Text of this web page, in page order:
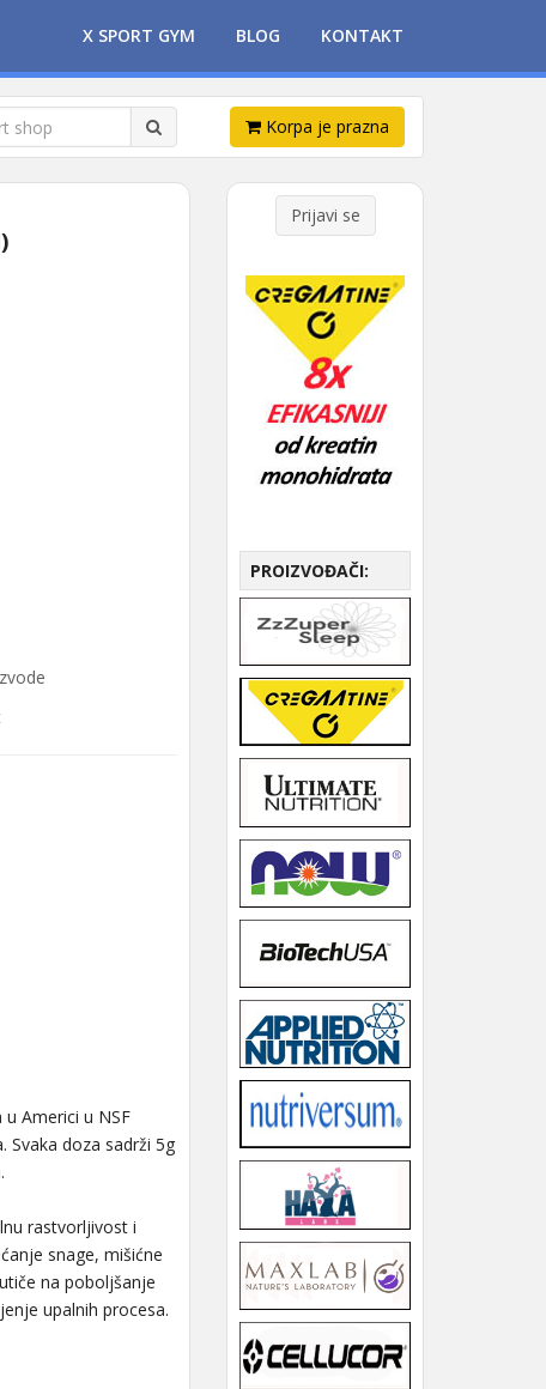
X SPORT GYM BLOG KONTAKT
Korpa je prazna
Americi u NSF
Svaka doza sadrži 5g
rastvorljivost i
snage, mišićne
na poboljšanje
upalnih procesa.
Prijavi se
PROIZVOĐAČI: